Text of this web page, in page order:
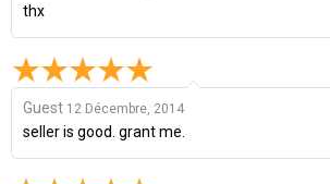
thx
Guest 12 Décembre, 2014
seller is good. grant me.